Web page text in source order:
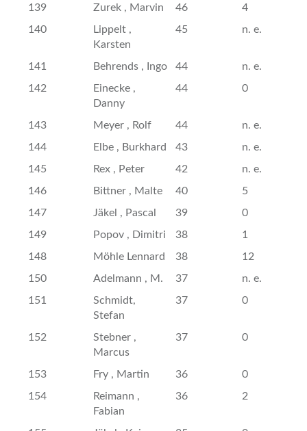
139
Zurek , Marvin 46
4
140
Lippelt ,
Karsten
45 n. e.
141 Behrends , Ingo 44
n. e.
142
Einecke ,
Danny
44 0
143 Meyer , Rolf 44
n. e.
144
Elbe , Burkhard 43
n. e.
145
Rex , Peter 42
n. e.
146
Bittner , Malte 40
5
147
Jäkel , Pascal 39
0
149
Popov , Dimitri 38
1
148
Möhle Lennard 38
12
150
Adelmann , M. 37
n. e.
151
Schmidt,
Stefan
37 0
152
Stebner ,
Marcus
37 0
153 Fry , Martin 36
0
154
Reimann ,
Fabian
36 2